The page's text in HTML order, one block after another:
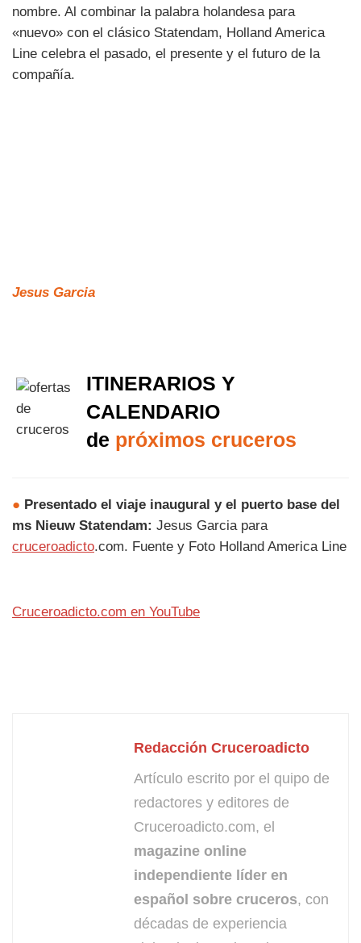
nombre. Al combinar la palabra holandesa para
«nuevo» con el clásico Statendam, Holland America
Line celebra el pasado, el presente y el futuro de la
compañía.
Jesus Garcia
ITINERARIOS Y
CALENDARIO
de próximos cruceros
● Presentado el viaje inaugural y el puerto base del
ms Nieuw Statendam: Jesus Garcia para
cruceroadicto.com. Fuente y Foto Holland America Line
Cruceroadicto.com en YouTube
Redacción Cruceroadicto
Artículo escrito por el quipo de
redactores y editores de
Cruceroadicto.com, el
magazine online
independiente líder en
español sobre cruceros, con
décadas de experiencia